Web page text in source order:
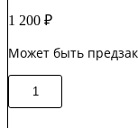
ML-
/
3310
Original
1 200 ₽
Может быть
Количество
товара